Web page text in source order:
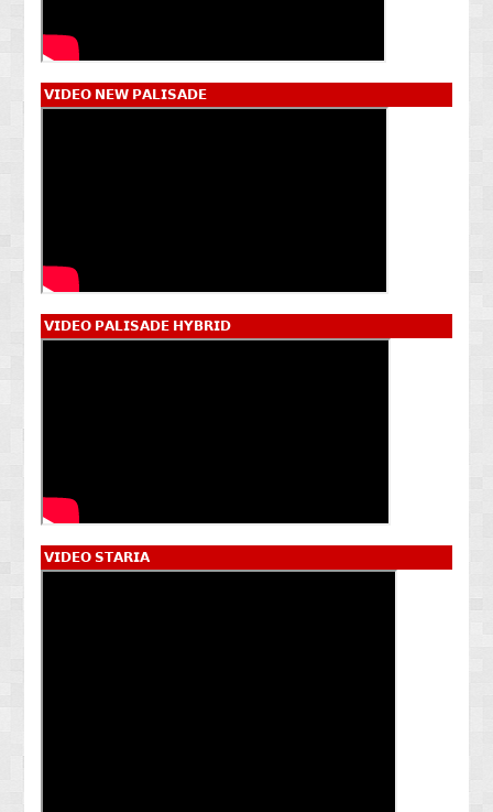
𝗩𝗜𝗗𝗘𝗢 𝗡𝗘𝗪 𝗣𝗔𝗟𝗜𝗦𝗔𝗗𝗘
𝗩𝗜𝗗𝗘𝗢 𝗣𝗔𝗟𝗜𝗦𝗔𝗗𝗘 𝗛𝗬𝗕𝗥𝗜𝗗
𝗩𝗜𝗗𝗘𝗢 𝗦𝗧𝗔𝗥𝗜𝗔